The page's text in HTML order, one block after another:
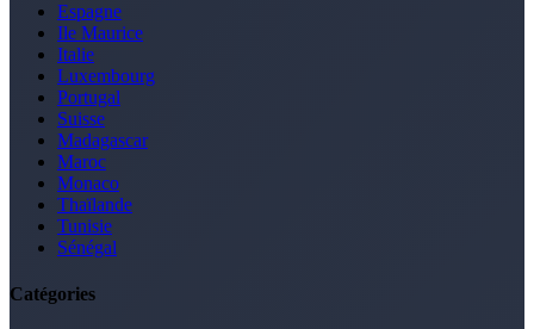
Espagne
Ile Maurice
Italie
Luxembourg
Portugal
Suisse
Madagascar
Maroc
Monaco
Thaïlande
Tunisie
Sénégal
Catégories